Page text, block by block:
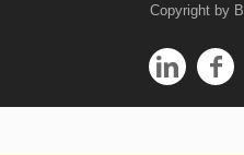
Copyright by
 